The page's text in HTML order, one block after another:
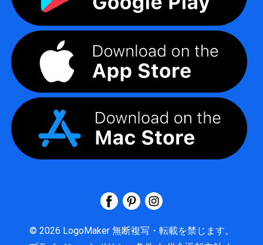
© 2026 LogoMaker 無断複写・転載を禁じます。